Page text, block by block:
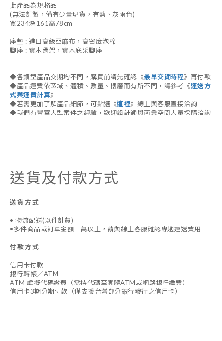
此產品為規格品
(無法訂製，備有少量現貨，有藍、灰兩色)
寬234深161高78cm
座墊 : 進口高級亞麻布，高密度泡棉
腳座 : 實木骨架，實木底架腳座
◆各類型產品交期均不同，購買前請先確認《最早交貨時程》再付款
◆產品運費依區域、體積、數量、樓層而有所不同，請參考《運送方
式與運費計算》
◆若需更加了解產品細節，可點選《這裡》線上與客服直接洽詢
◆我們有豐富大型案件之經驗，歡迎設計師與商業空間大量採購洽詢
送貨及付款方式
送貨方式
• 物流配送(以件計費)
•多件商品或訂單金額三萬以上，請與線上客服確認專趟運送費用
付款方式
信用卡付款
銀行轉帳／ATM
ATM 虛擬代碼繳費（需持代碼至實體ATM或網路銀行繳費）
信用卡3期分期付款（僅支援台灣部分銀行發行之信用卡）